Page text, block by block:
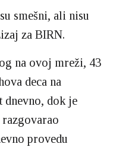
smešni, ali nisu
za BIRN.
na ovoj mreži, 43
deca na
dnevno, dok je
provedu